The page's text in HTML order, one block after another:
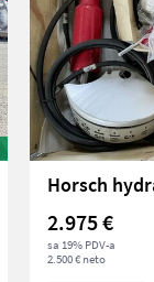
2.975 €
sa 19% PDV-a
2.500 € neto